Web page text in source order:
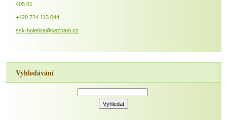
405 01
+420 724 113 044
ssk-boletice@seznam.cz
Vyhledávání